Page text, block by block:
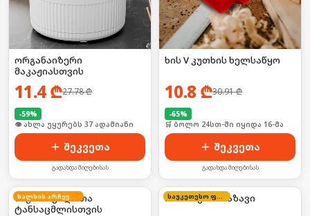
ორგანაიზერი
მაკაჟიასთვის
11.4₾27.78₾
-59%
🛒 ბოლო 24სთ-ში იყიდა 8-მა
შეკვეთა
გადახდა მიღებისას
ხის V კუთხის ხელსაწყო
10.8 ₾30.91₾
-65%
🛒 ბოლო 24სთ-ში იყიდა 16-მა
შეკვეთა
გადახდა მიღებისას
ხალხის არჩევანი
ნაჭრის კალათა
ტანსაცმლისთვის
საუკეთესო ფასი
ოთხმაგი სახაზავი